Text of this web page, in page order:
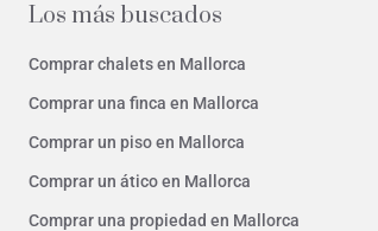
Los más buscados
Comprar chalets en Mallorca
Comprar una finca en Mallorca
Comprar un piso en Mallorca
Comprar un ático en Mallorca
Comprar una propiedad en Mallorca